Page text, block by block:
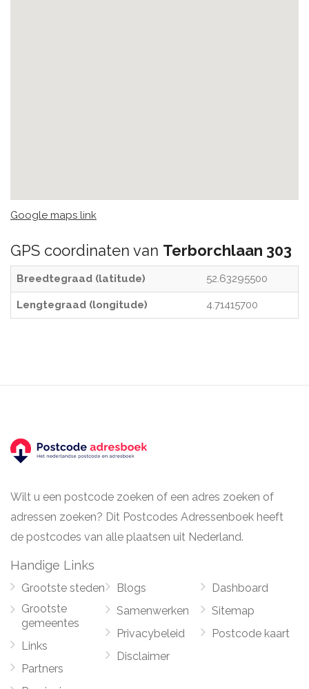
Google maps link
GPS coordinaten van Terborchlaan 303
Breedtegraad (latitude) 52.63295500
Lengtegraad (longitude) 4.71415700
Wilt u een postcode zoeken of een adres zoeken of
adressen zoeken? Dit Postcodes Adressenboek heeft
de postcodes van alle plaatsen uit Nederland.
Handige Links
Grootste steden
Grootste
gemeentes
Links
Partners
Blogs
Samenwerken
Privacybeleid
Disclaimer
Dashboard
Sitemap
Postcode kaart